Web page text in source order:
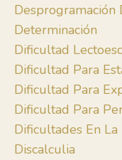
Desprogramación
Determinación
Dificultad
Dificultad Para
Dificultad Para
Dificultad Para
Dificultades En La
Discalculia